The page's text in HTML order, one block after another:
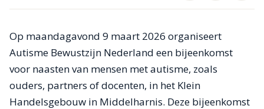
Op maandagavond 9 maart 2026 organiseert
Autisme Bewustzijn Nederland een bijeenkomst
voor naasten van mensen met autisme, zoals
ouders, partners of docenten, in het Klein
Handelsgebouw in Middelharnis. Deze bijeenkomst